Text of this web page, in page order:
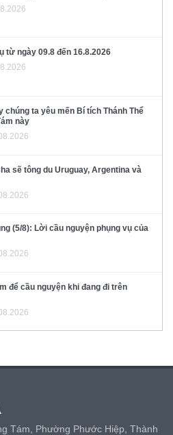
từ ngày 09.8 đến 16.8.2026
chúng ta yêu mến Bí tích Thánh Thể
này
sẽ tông du Uruguay, Argentina và
(5/8): Lời cầu nguyện phụng vụ của
để cầu nguyện khi đang đi trên
Tám, Phường Phước Hiệp, Thành